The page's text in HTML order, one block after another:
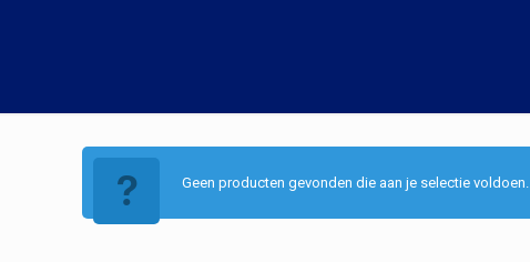
Geen producten gevonden die aan je selectie voldoen.